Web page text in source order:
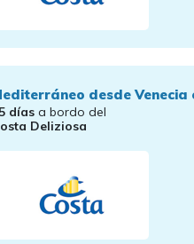
desde Venecia
días a bordo del
Deliziosa